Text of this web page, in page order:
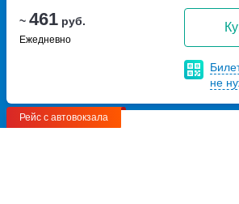
~ 461 руб.
Ежедневно
не
Рейс с автовокзала